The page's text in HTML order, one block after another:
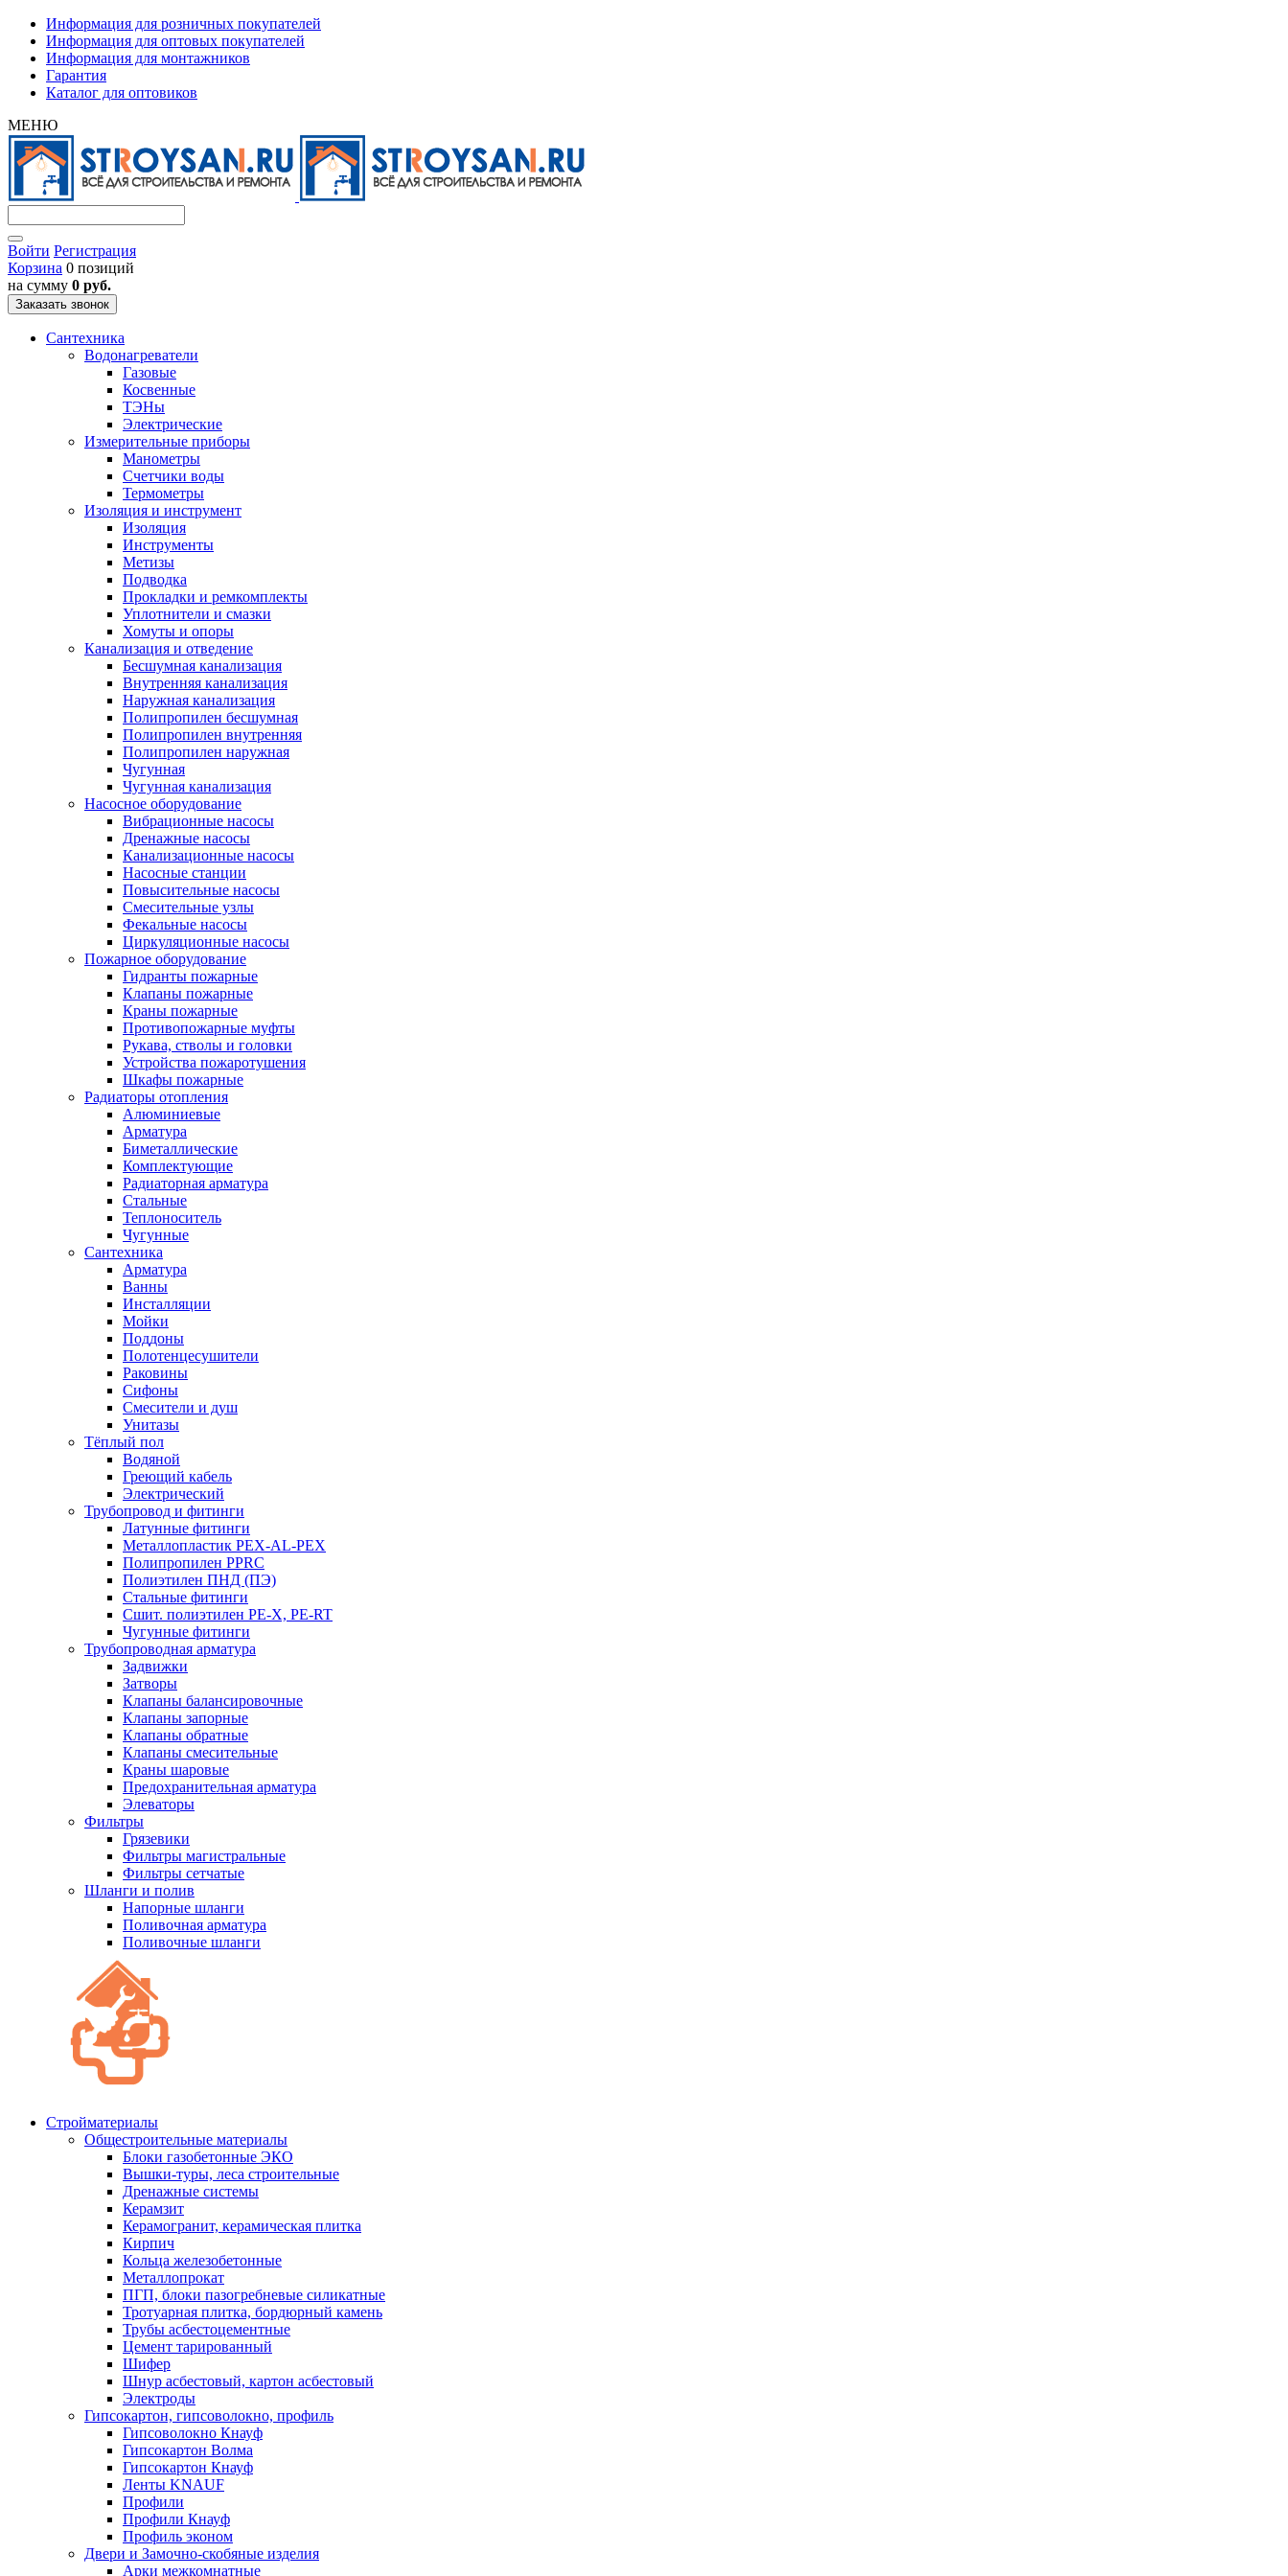
Информация для розничных покупателей
Информация для оптовых покупателей
Информация для монтажников
Гарантия
Каталог для оптовиков
МЕНЮ
Войти Регистрация
Корзина 0 позиций
на сумму 0 руб.
Заказать звонок
Сантехника
Водонагреватели
Газовые
Косвенные
ТЭНы
Электрические
Измерительные приборы
Манометры
Счетчики воды
Термометры
Изоляция и инструмент
Изоляция
Инструменты
Метизы
Подводка
Прокладки и ремкомплекты
Уплотнители и смазки
Хомуты и опоры
Канализация и отведение
Бесшумная канализация
Внутренняя канализация
Наружная канализация
Полипропилен бесшумная
Полипропилен внутренняя
Полипропилен наружная
Чугунная
Чугунная канализация
Насосное оборудование
Вибрационные насосы
Дренажные насосы
Канализационные насосы
Насосные станции
Повысительные насосы
Смесительные узлы
Фекальные насосы
Циркуляционные насосы
Пожарное оборудование
Гидранты пожарные
Клапаны пожарные
Краны пожарные
Противопожарные муфты
Рукава, стволы и головки
Устройства пожаротушения
Шкафы пожарные
Радиаторы отопления
Алюминиевые
Арматура
Биметаллические
Комплектующие
Радиаторная арматура
Стальные
Теплоноситель
Чугунные
Сантехника
Арматура
Ванны
Инсталляции
Мойки
Поддоны
Полотенцесушители
Раковины
Сифоны
Смесители и душ
Унитазы
Тёплый пол
Водяной
Греющий кабель
Электрический
Трубопровод и фитинги
Латунные фитинги
Металлопластик PEX-AL-PEX
Полипропилен PPRC
Полиэтилен ПНД (ПЭ)
Стальные фитинги
Сшит. полиэтилен PE-X, PE-RT
Чугунные фитинги
Трубопроводная арматура
Задвижки
Затворы
Клапаны балансировочные
Клапаны запорные
Клапаны обратные
Клапаны смесительные
Краны шаровые
Предохранительная арматура
Элеваторы
Фильтры
Грязевики
Фильтры магистральные
Фильтры сетчатые
Шланги и полив
Напорные шланги
Поливочная арматура
Поливочные шланги
Стройматериалы
Oбщестроительные материалы
Блоки газобетонные ЭКО
Вышки-туры, леса строительные
Дренажные системы
Керамзит
Керамогранит, керамическая плитка
Кирпич
Кольца железобетонные
Металлопрокат
ПГП, блоки пазогребневые силикатные
Тротуарная плитка, бордюрный камень
Трубы асбестоцементные
Цемент тарированный
Шифер
Шнур асбестовый, картон асбестовый
Электроды
Гипсокартон, гипсоволокно, профиль
Гипсоволокно Кнауф
Гипсокартон Волма
Гипсокартон Кнауф
Ленты KNAUF
Профили
Профили Кнауф
Профиль эконом
Двери и Замочно-скобяные изделия
Арки межкомнатные